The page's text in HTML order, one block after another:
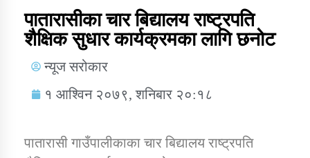
Trending Now
कुषि बिकास कार्यालय जुम्ला सुचना सन्देश
पातारासीका चार बिद्यालय राष्ट्रपति
शैक्षिक सुधार कार्यक्रमका लागि छनोट
न्यूज सरोकार
१ आश्विन २०७९, शनिबार २०:१८
पातारासी गाउँपालीकाका चार बिद्यालय राष्ट्रपति